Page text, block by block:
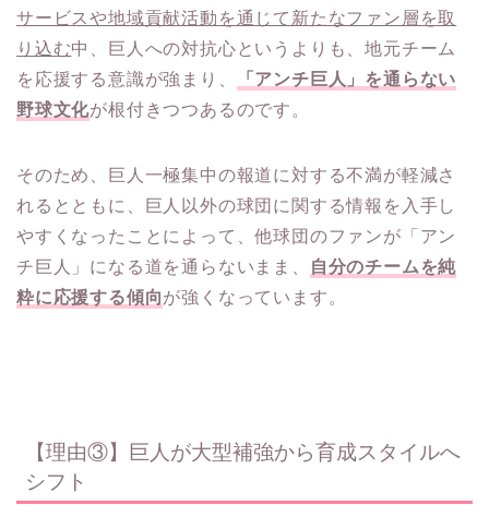
サービスや地域貢献活動を通じて新たなファン層を取
り込む中、巨人への対抗心というよりも、地元チーム
を応援する意識が強まり、
「アンチ巨人」を通らない
野球文化が根付きつつあるのです。
そのため、巨人一極集中の報道に対する不満が軽減さ
れるとともに、巨人以外の球団に関する情報を入手し
やすくなったことによって、他球団のファンが「アン
チ巨人」になる道を通らないまま、 自分のチームを純
粋に応援する傾向が強くなっています。
【理由③】巨人が大型補強から育成スタイルへ
シフト